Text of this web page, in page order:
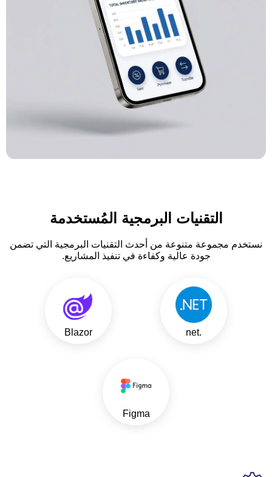
التقنيات البرمجية المُستخدمة
نستخدم مجموعة متنوعة من أحدث التقنيات البرمجية التي تضمن
جودة عالية وكفاءة في تنفيذ المشاريع.
.net
Blazor
Figma